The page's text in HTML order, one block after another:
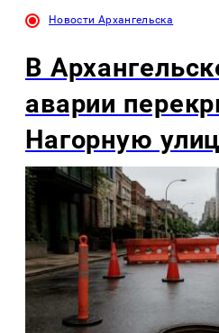
Новости Архангельска
В
аварии
Нагорную